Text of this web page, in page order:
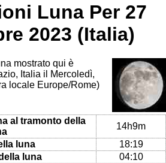
Luna Per 27
2023 (Italia)
mostrato qui è
Italia il Mercoledì,
locale Europe/Rome)
al tramonto della
14h9m
luna
18:19
luna
04:10